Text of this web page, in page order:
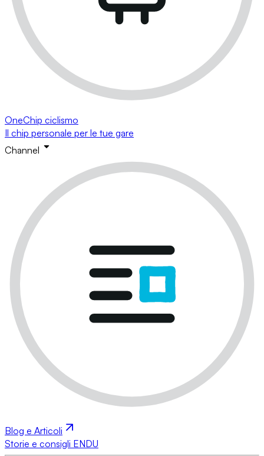
OneChip ciclismo
Il chip personale per le tue gare
Channel
Blog e Articoli
Storie e consigli ENDU